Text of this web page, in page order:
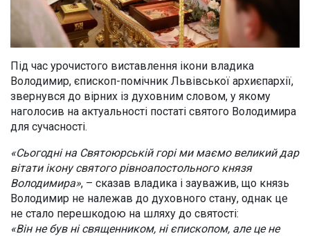
Під час урочистого виставлення ікони владика
Володимир, єпископ-помічник Львівської архиєпархії,
звернувся до вірних із духовним словом, у якому
наголосив на актуальності постаті святого Володимира
для сучасності.
«Сьогодні на Святоюрській горі ми маємо великий дар
вітати ікону святого рівноапостольного князя
Володимира», – сказав владика і зауважив, що князь
Володимир не належав до духовного стану, однак це
не стало перешкодою на шляху до святості:
«Він не був ні священником, ні єпископом, але це не